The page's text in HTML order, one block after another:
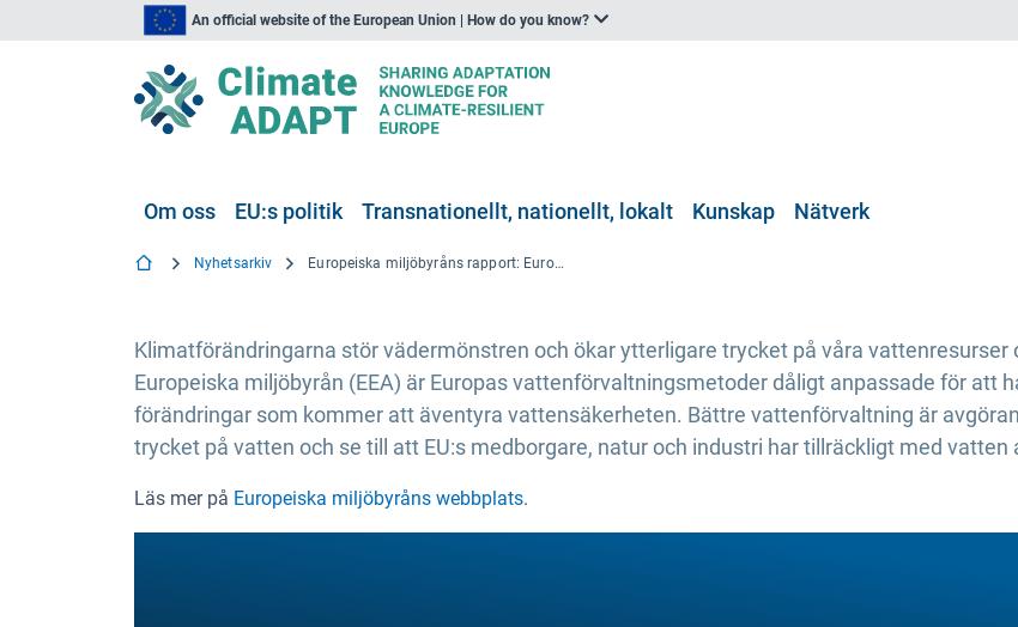
An official website of the European Union | How do you know?
Om oss EU:s politik Transnationellt, nationellt, lokalt Kunskap Nätverk
Nyhetsarkiv Europeiska miljöbyråns rapport: Europas vattensituation 2024 – behovet av förbättrad vattenresiliens
Klimatförändringarna stör vädermönstren och ökar ytterligare trycket på våra
Europeiska miljöbyrån (EEA) är Europas vattenförvaltningsmetoder dåligt anpassade för att
förändringar som kommer att äventyra vattensäkerheten. Bättre vattenförvaltning är
trycket på vatten och se till att EU:s medborgare, natur och industri har tillräckligt med vatten
Läs mer på Europeiska miljöbyråns webbplats.